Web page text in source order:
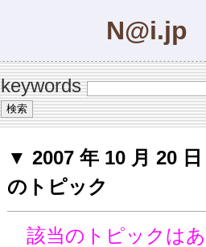
N@i.jp
keywords
▼ 2007 年 10 月 20
のトピック
該当のトピックは